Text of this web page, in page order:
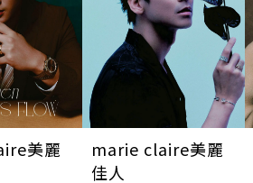
美麗
marie claire美麗
佳人